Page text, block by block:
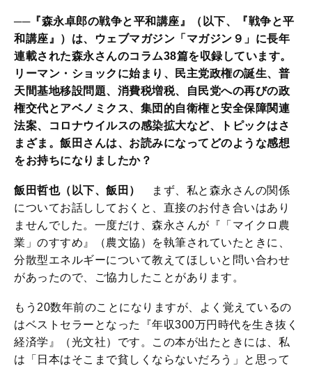
──『森永卓郎の戦争と平和講座』（以下、『戦争と平
和講座』）は、ウェブマガジン「マガジン９」に長年
連載された森永さんのコラム38篇を収録しています。
リーマン・ショックに始まり、民主党政権の誕生、普
天間基地移設問題、消費税増税、自民党への再びの政
権交代とアベノミクス、集団的自衛権と安全保障関連
法案、コロナウイルスの感染拡大など、トピックはさ
まざま。飯田さんは、お読みになってどのような感想
をお持ちになりましたか？
飯田哲也（以下、飯田）
まず、私と森永さんの関係
についてお話ししておくと、直接のお付き合いはあり
ませんでした。一度だけ、森永さんが『「マイクロ農
業」のすすめ』（農文協）を執筆されていたときに、
分散型エネルギーについて教えてほしいと問い合わせ
があったので、ご協力したことがあります。
もう20数年前のことになりますが、よく覚えているの
はベストセラーとなった『年収300万円時代を生き抜く
経済学』（光文社）です。この本が出たときには、私
は「日本はそこまで貧しくならないだろう」と思って